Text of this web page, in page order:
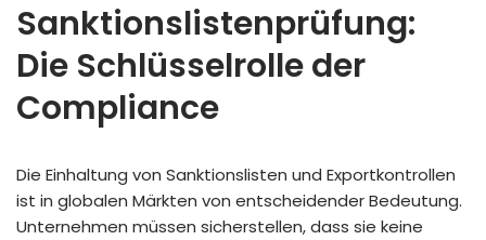
Sanktionslistenprüfung:
Die Schlüsselrolle der
Compliance
Die Einhaltung von Sanktionslisten und Exportkontrollen
ist in globalen Märkten von entscheidender Bedeutung.
Unternehmen müssen sicherstellen, dass sie keine